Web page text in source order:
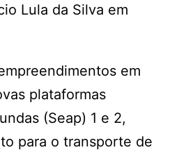
Lula da Silva em
em
plataformas
(Seap) 1 e 2,
para o transporte de